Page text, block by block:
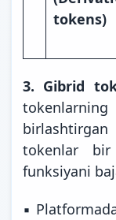
tokens)
3. Gibrid
birlashtirgan
tokenlar
funksiyani
▪️